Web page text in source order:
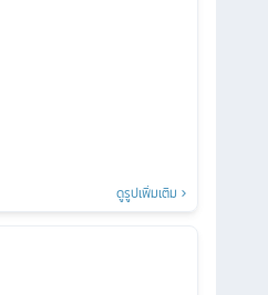
ดูรูปเพิ่มเติม